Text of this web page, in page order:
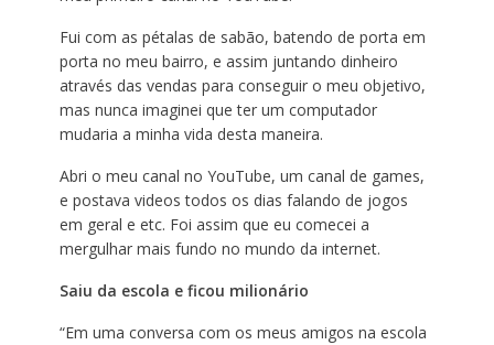
Fui com as pétalas de sabão, batendo de porta em
porta no meu bairro, e assim juntando dinheiro
através das vendas para conseguir o meu objetivo,
mas nunca imaginei que ter um computador
mudaria a minha vida desta maneira.
Abri o meu canal no YouTube, um canal de games,
e postava videos todos os dias falando de jogos
em geral e etc. Foi assim que eu comecei a
mergulhar mais fundo no mundo da internet.
Saiu da escola e ficou milionário
“Em uma conversa com os meus amigos na escola